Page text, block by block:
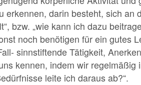
erkennen, darin besteht, sich
bzw. „wie kann ich dazu
noch benötigen für ein gutes
sinnstiftende Tätigkeit,
kennen, indem wir
leite ich daraus ab?“.